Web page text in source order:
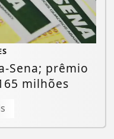
Sena; prêmio
milhões